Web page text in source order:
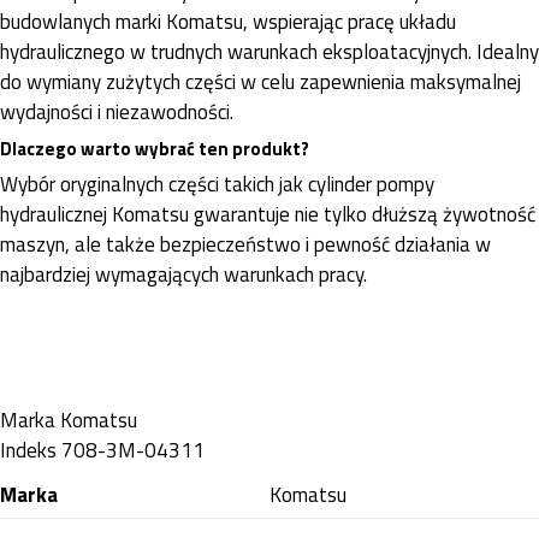
budowlanych marki Komatsu, wspierając pracę układu
hydraulicznego w trudnych warunkach eksploatacyjnych. Idealny
do wymiany zużytych części w celu zapewnienia maksymalnej
wydajności i niezawodności.
Dlaczego warto wybrać ten produkt?
Wybór oryginalnych części takich jak cylinder pompy
hydraulicznej Komatsu gwarantuje nie tylko dłuższą żywotność
maszyn, ale także bezpieczeństwo i pewność działania w
najbardziej wymagających warunkach pracy.
MarkaKomatsu
Indeks 708-3M-04311
Marka
Komatsu